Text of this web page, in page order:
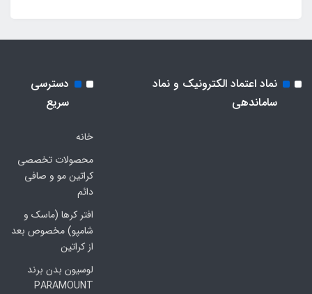
نماد اعتماد الکترونیک و نماد
ساماندهی
دسترسی
سریع
خانه
محصولات تخصصی
کراتین مو و صافی
دائم
افتر کرها (ماسک و
شامپو) مخصوص بعد
از کراتین
لوسیون بدن برند
PARAMOUNT